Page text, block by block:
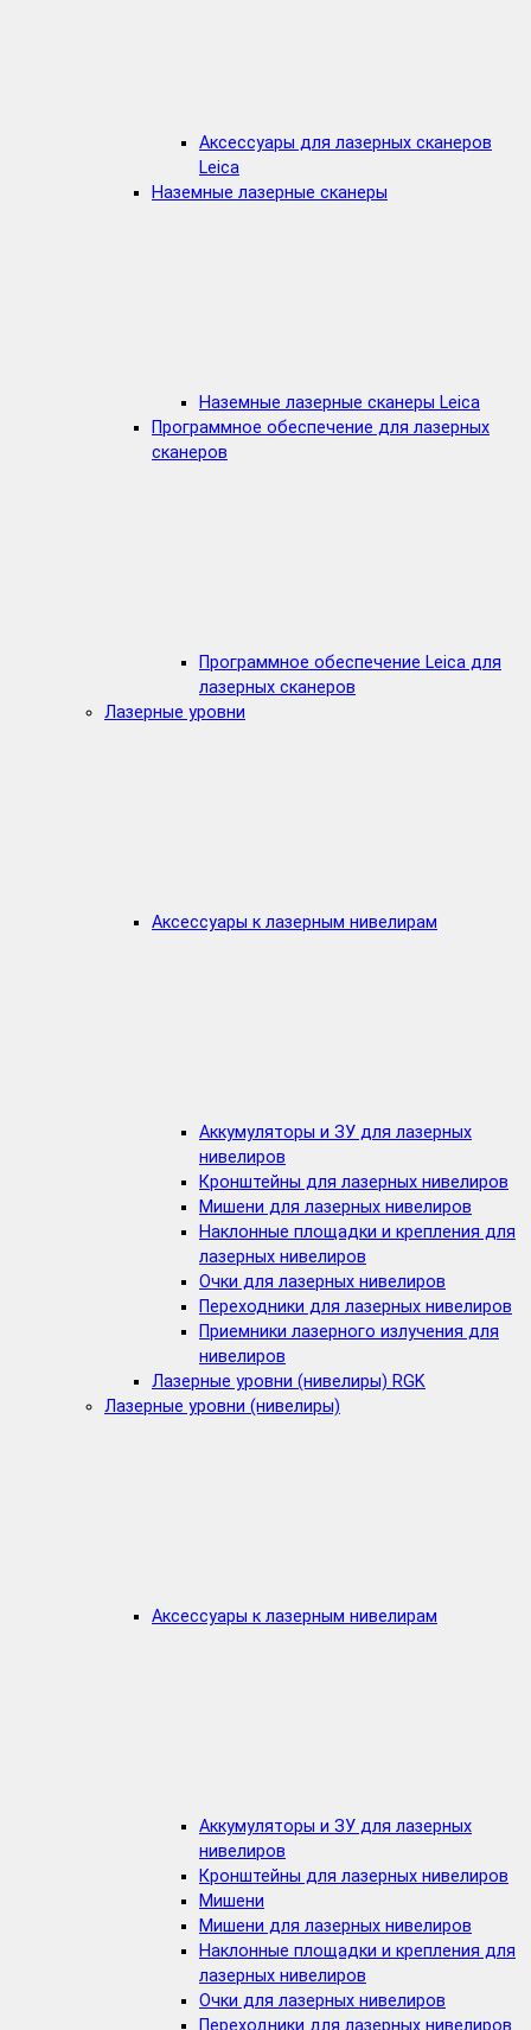
Аксессуары для лазерных сканеров
Leica
Наземные лазерные сканеры
Наземные лазерные сканеры Leica
Программное обеспечение для лазерных
сканеров
Программное обеспечение Leica для
лазерных сканеров
Лазерные уровни
Аксессуары к лазерным нивелирам
Аккумуляторы и ЗУ для лазерных
нивелиров
Кронштейны для лазерных нивелиров
Мишени для лазерных нивелиров
Наклонные площадки и крепления для
лазерных нивелиров
Очки для лазерных нивелиров
Переходники для лазерных нивелиров
Приемники лазерного излучения для
нивелиров
Лазерные уровни (нивелиры) RGK
Лазерные уровни (нивелиры)
Аксессуары к лазерным нивелирам
Аккумуляторы и ЗУ для лазерных
нивелиров
Кронштейны для лазерных нивелиров
Мишени
Мишени для лазерных нивелиров
Наклонные площадки и крепления для
лазерных нивелиров
Очки для лазерных нивелиров